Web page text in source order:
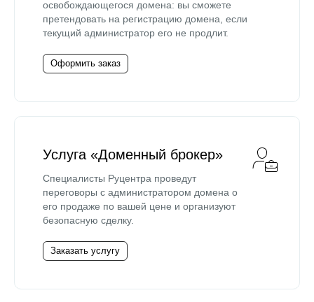
освобождающегося домена: вы сможете
претендовать на регистрацию домена, если
текущий администратор его не продлит.
Оформить заказ
Услуга «Доменный брокер»
Специалисты Руцентра проведут
переговоры с администратором домена о
его продаже по вашей цене и организуют
безопасную сделку.
Заказать услугу